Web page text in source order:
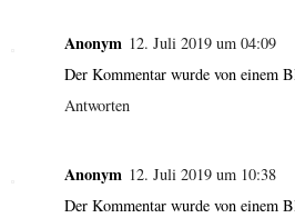
Anonym 12. Juli 2019 um 04:09
Der Kommentar wurde von einem
Antworten
Anonym 12. Juli 2019 um 10:38
Der Kommentar wurde von einem